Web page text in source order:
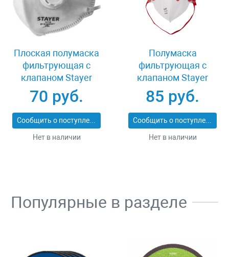
Плоская полумаска
фильтрующая с
клапаном Stayer
11113_z01
70 руб.
Сообщить о поступлении
Нет в наличии
Полумаска
фильтрующая с
клапаном Stayer
MASTER 11116
85 руб.
Сообщить о поступлении
Нет в наличии
Популярные в разделе